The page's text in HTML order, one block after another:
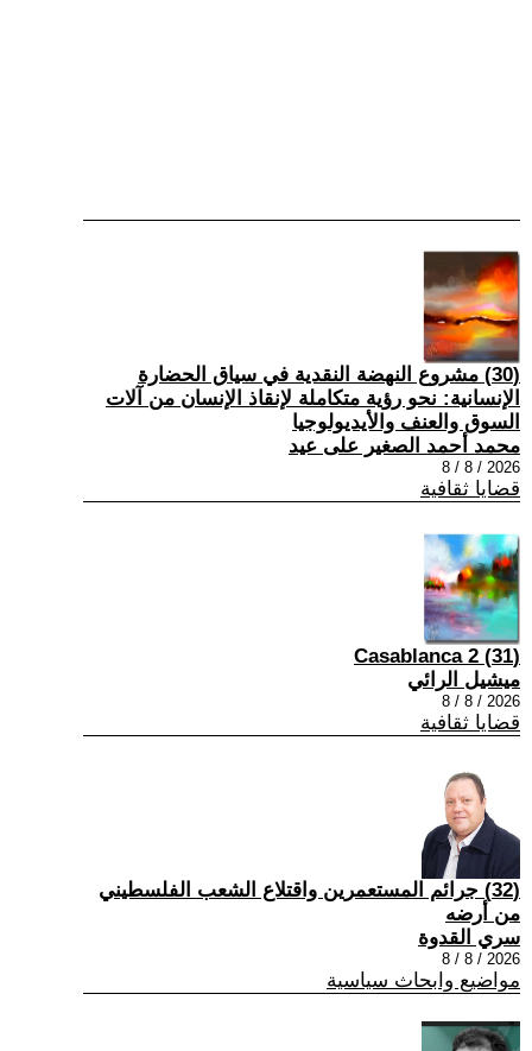
(30) مشروع النهضة النقدية في سياق الحضارة
الإنسانية: نحو رؤية متكاملة لإنقاذ الإنسان من آلات
السوق والعنف والأيديولوجيا
محمد أحمد الصغير على عيد
2026 / 8 / 8
قضايا ثقافية
(31) Casablanca 2
ميشيل الرائي
2026 / 8 / 8
قضايا ثقافية
(32) جرائم المستعمرين واقتلاع الشعب الفلسطيني
من أرضه
سري القدوة
2026 / 8 / 8
مواضيع وابحاث سياسية